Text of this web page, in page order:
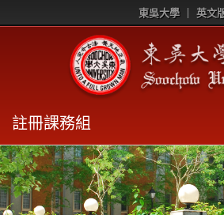
東吳大學 英文
註冊課務組